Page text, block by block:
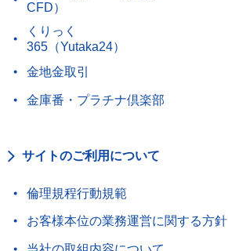
CFD）
くりっく
365（Yutaka24）
金地金取引
金庫番・プラチナ倶楽部
サイトのご利用について
倫理規程行動規範
お客様本位の業務運営に関する方針